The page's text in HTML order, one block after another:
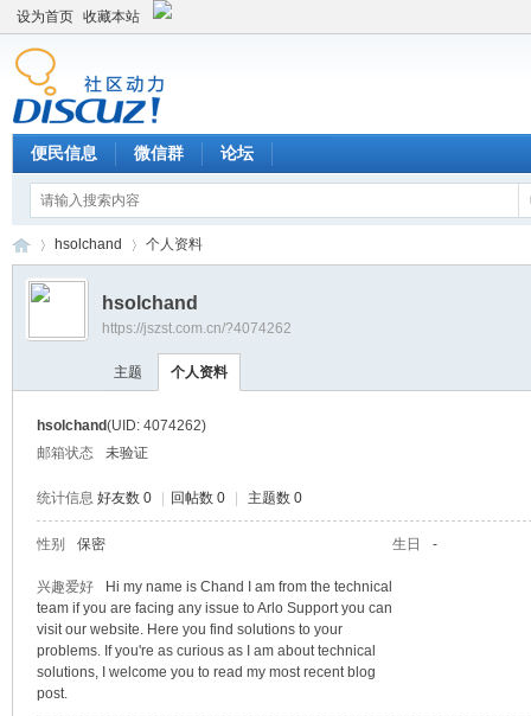
设为首页 收藏本站
便民信息 微信群 论坛
›
hsolchand 个人资料
hsolchand
https://jszst.com.cn/?4074262
主题 个人资料
hsolchand(UID: 4074262)
邮箱状态
未验证
统计信息 好友数 0 回帖数 0 主题数 0
性别 保密 生日 -
兴趣爱好
Hi my name is Chand I am from the technical
team if you are facing any issue to Arlo Support you can
visit our website. Here you find solutions to your
problems. If you're as curious as I am about technical
solutions, I welcome you to read my most recent blog
post.